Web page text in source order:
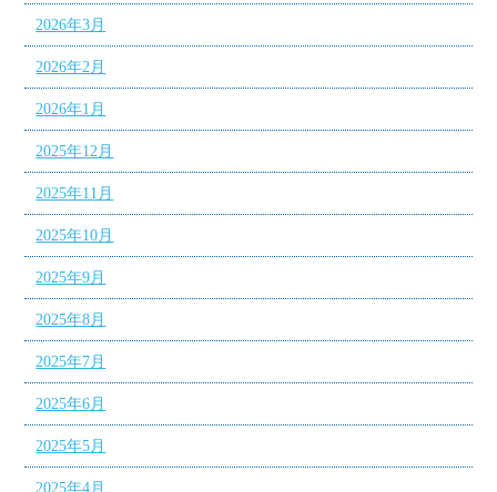
2026年3月
2026年2月
2026年1月
2025年12月
2025年11月
2025年10月
2025年9月
2025年8月
2025年7月
2025年6月
2025年5月
2025年4月